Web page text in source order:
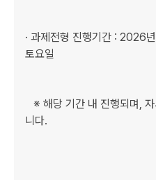
· 과제전형 진행기간 : 2026
토요일
니다.